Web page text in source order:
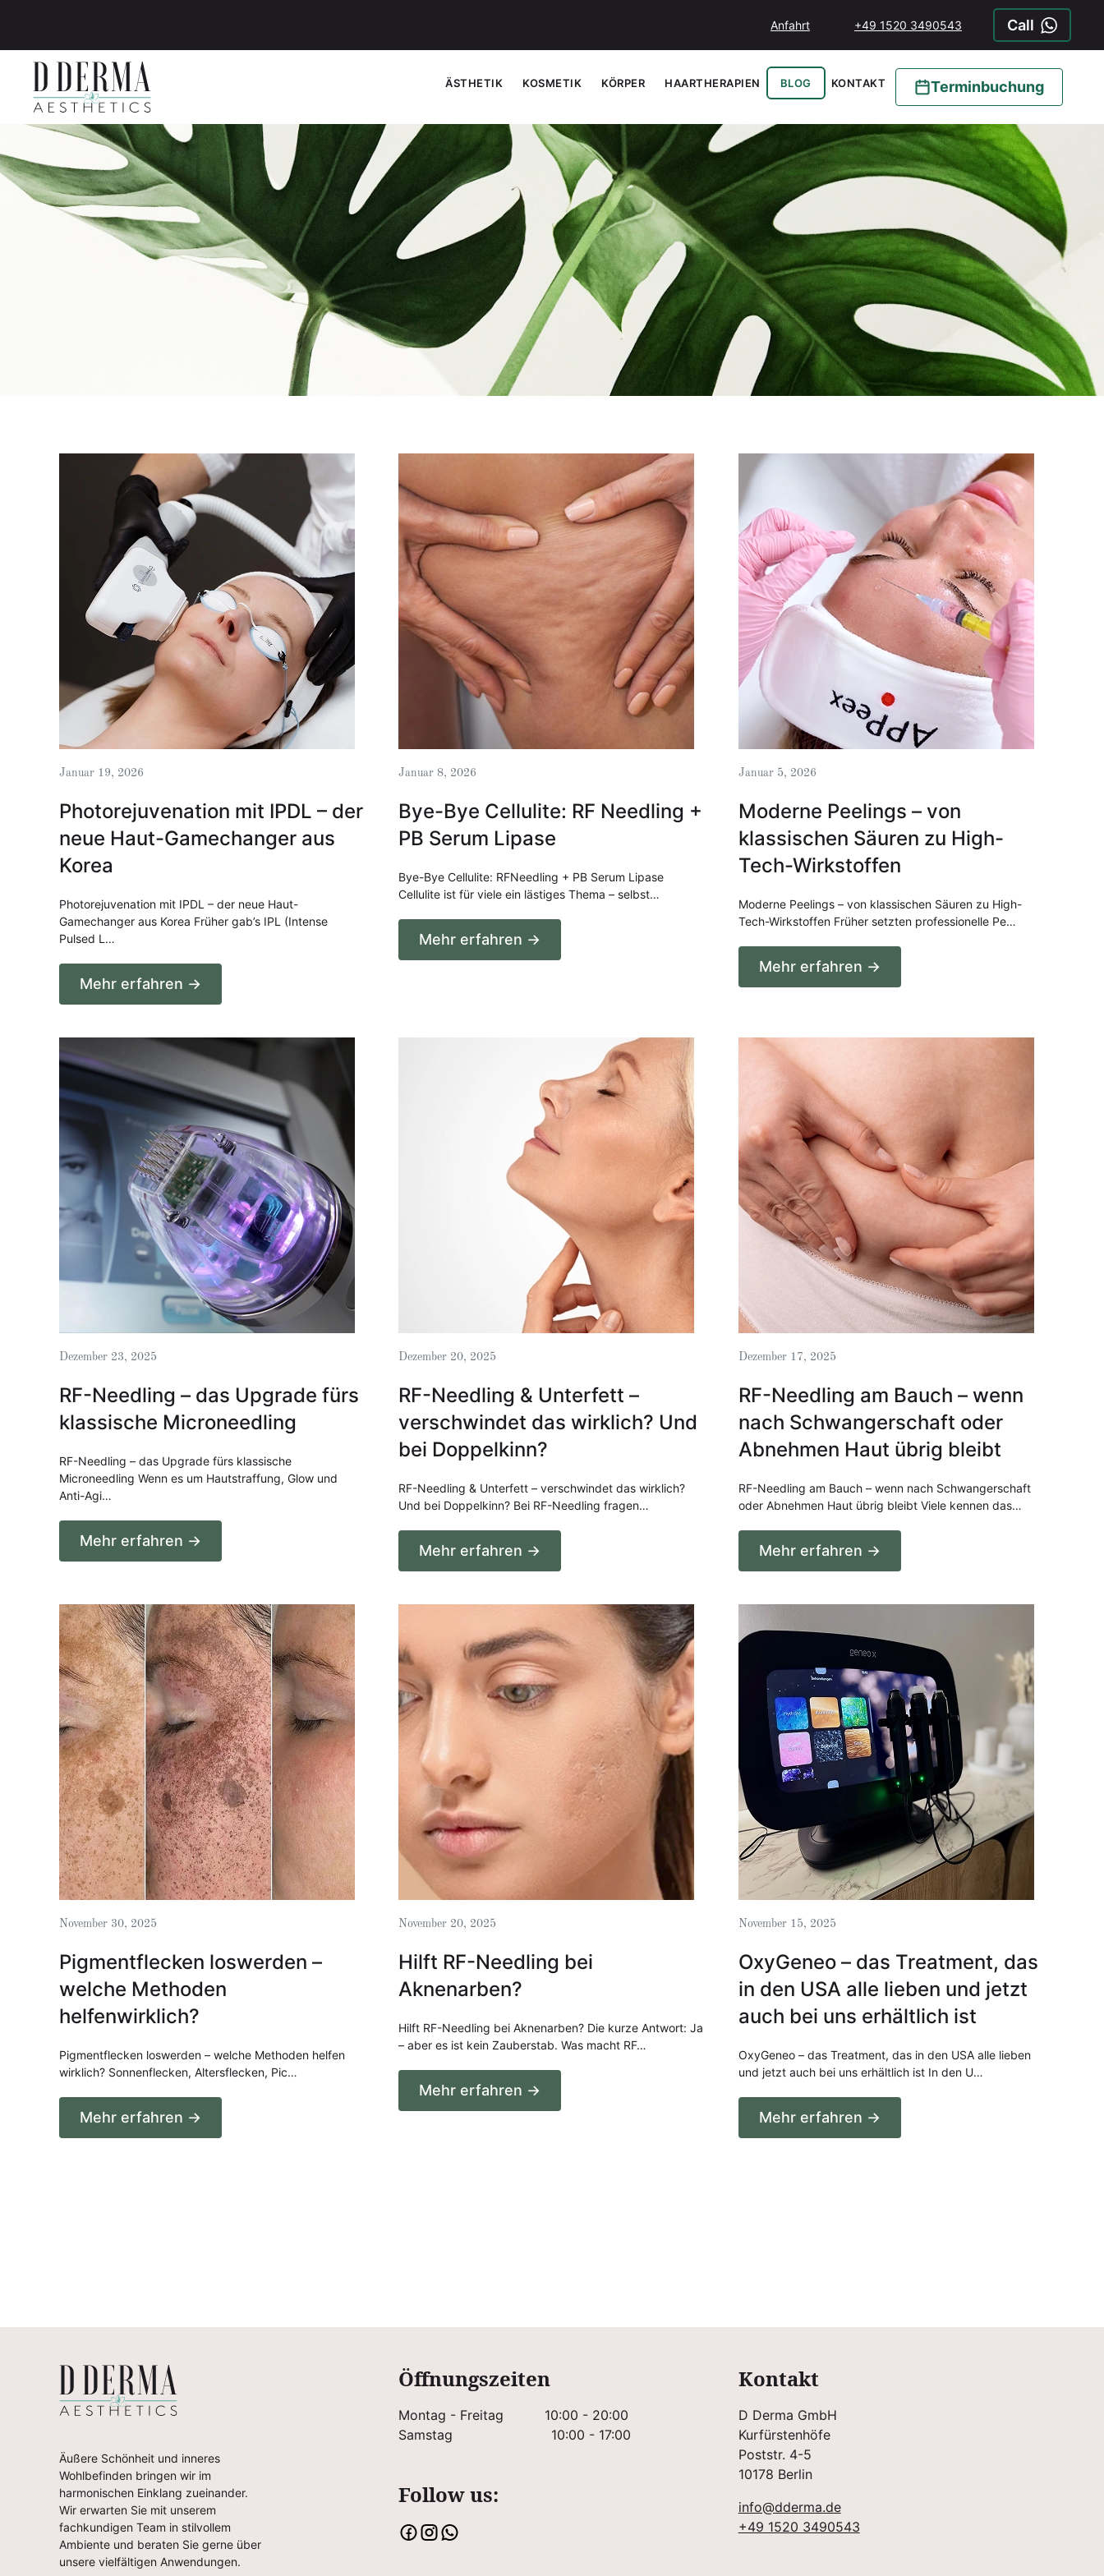
Zum Hauptinhalt springen
Anfahrt +49 1520 3490543 Call
ÄSTHETIK KOSMETIK KÖRPER HAARTHERAPIEN BLOG KONTAKT Terminbuchung
Januar 19, 2026
Photorejuvenation mit IPDL – der
neue Haut-Gamechanger aus
Korea
Photorejuvenation mit IPDL – der neue Haut-
Gamechanger aus Korea Früher gab’s IPL (Intense
Pulsed L…
Mehr erfahren →
Januar 8, 2026
Bye-Bye Cellulite: RF Needling +
PB Serum Lipase
Bye-Bye Cellulite: RFNeedling + PB Serum Lipase
Cellulite ist für viele ein lästiges Thema – selbst…
Mehr erfahren →
Januar 5, 2026
Moderne Peelings – von
klassischen Säuren zu High-
Tech-Wirkstoffen
Moderne Peelings – von klassischen Säuren zu High-
Tech-Wirkstoffen Früher setzten professionelle Pe…
Mehr erfahren →
Dezember 23, 2025
RF-Needling – das Upgrade fürs
klassische Microneedling
RF-Needling – das Upgrade fürs klassische
Microneedling Wenn es um Hautstraffung, Glow und
Anti-Agi…
Mehr erfahren →
Dezember 20, 2025
RF-Needling & Unterfett –
verschwindet das wirklich? Und
bei Doppelkinn?
RF-Needling & Unterfett – verschwindet das wirklich?
Und bei Doppelkinn? Bei RF-Needling fragen…
Mehr erfahren →
Dezember 17, 2025
RF-Needling am Bauch – wenn
nach Schwangerschaft oder
Abnehmen Haut übrig bleibt
RF-Needling am Bauch – wenn nach Schwangerschaft
oder Abnehmen Haut übrig bleibt Viele kennen das…
Mehr erfahren →
November 30, 2025
Pigmentflecken loswerden –
welche Methoden
helfenwirklich?
Pigmentflecken loswerden – welche Methoden helfen
wirklich? Sonnenflecken, Altersflecken, Pic…
Mehr erfahren →
November 20, 2025
Hilft RF-Needling bei
Aknenarben?
Hilft RF-Needling bei Aknenarben? Die kurze Antwort: Ja
– aber es ist kein Zauberstab. Was macht RF…
Mehr erfahren →
November 15, 2025
OxyGeneo – das Treatment, das
in den USA alle lieben und jetzt
auch bei uns erhältlich ist
OxyGeneo – das Treatment, das in den USA alle lieben
und jetzt auch bei uns erhältlich ist In den U…
Mehr erfahren →
Äußere Schönheit und inneres
Wohlbefinden bringen wir im
harmonischen Einklang zueinander.
Wir erwarten Sie mit unserem
fachkundigen Team in stilvollem
Ambiente und beraten Sie gerne über
unsere vielfältigen Anwendungen.
Öffnungszeiten
Montag - Freitag 10:00 - 20:00
Samstag 10:00 - 17:00
Follow us:
Kontakt
D Derma GmbH
Kurfürstenhöfe
Poststr. 4-5
10178 Berlin
info@dderma.de
+49 1520 3490543